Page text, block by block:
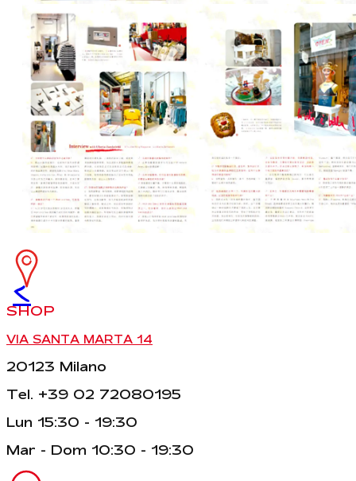
<
SHOP
VIA SANTA MARTA 14
20123 Milano
Tel. +39 02 72080195
Lun 15:30 - 19:30
Mar - Dom 10:30 - 19:30